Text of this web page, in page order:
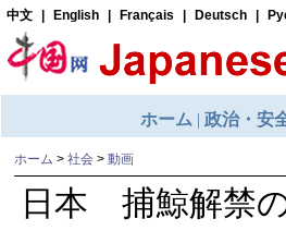
ホーム > 社会 > 動画
日本 捕鯨解禁